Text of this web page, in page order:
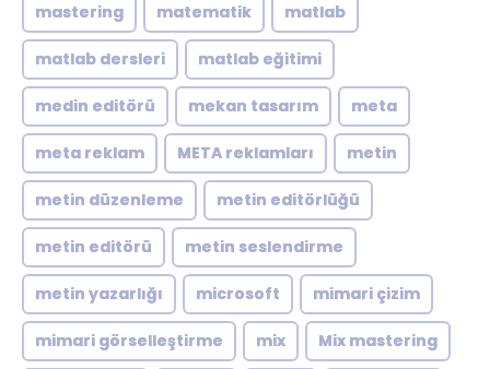
mastering matematik matlab
matlab dersleri matlab eğitimi
medin editörü mekan tasarım meta
meta reklam META reklamları metin
metin düzenleme metin editörlüğü
metin editörü metin seslendirme
metin yazarlığı microsoft mimari çizim
mimari görselleştirme mix Mix mastering